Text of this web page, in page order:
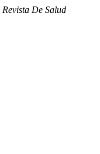
Revista De Salud